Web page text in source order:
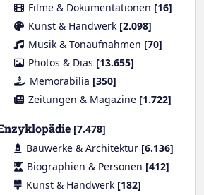
Filme & Dokumentationen [16]
Kunst & Handwerk [2.098]
Musik & Tonaufnahmen [70]
Photos & Dias [13.655]
Memorabilia [350]
Zeitungen & Magazine [1.722]
[7.478]
Bauwerke & Architektur [6.136]
Biographien & Personen [412]
Kunst & Handwerk [182]